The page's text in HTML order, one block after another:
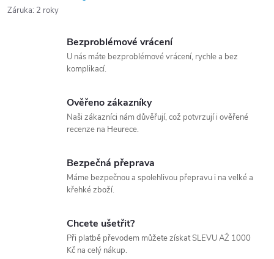
Záruka: 2 roky
Bezproblémové vrácení
U nás máte bezproblémové vrácení, rychle a bez
komplikací.
Ověřeno zákazníky
Naši zákazníci nám důvěřují, což potvrzují i ověřené
recenze na Heurece.
Bezpečná přeprava
Máme bezpečnou a spolehlivou přepravu i na velké a
křehké zboží.
Chcete ušetřit?
Při platbě převodem můžete získat SLEVU AŽ 1000
Kč na celý nákup.